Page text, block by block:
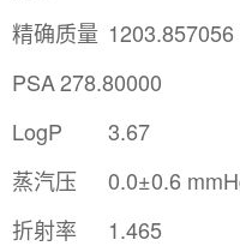
精确质量 1203.857056
PSA278.80000
LogP
3.67
蒸汽压
0.0±0.6
折射率
1.465